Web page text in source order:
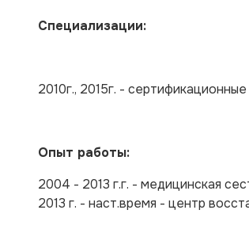
Специализации:
2010г., 2015г. -
Опыт работы:
2004 - 2013 г.г. - медицинская
2013 г. - наст.время - центр